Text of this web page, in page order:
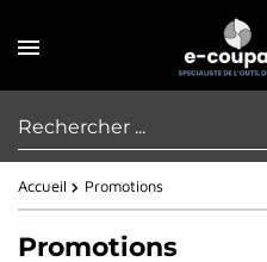
Accueil Promotions
Promotions